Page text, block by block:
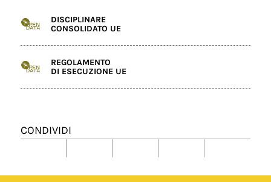
DISCIPLINARE
CONSOLIDATO UE
REGOLAMENTO
DI ESECUZIONE UE
CONDIVIDI